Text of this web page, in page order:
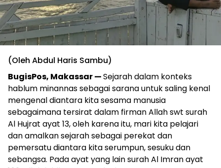
(Oleh Abdul Haris Sambu)
BugisPos, Makassar —Sejarah dalam konteks
hablum minannas sebagai sarana untuk saling kenal
mengenal diantara kita sesama manusia
sebagaimana tersirat dalam firman Allah swt surah
Al Hujrat ayat 13, oleh karena itu, mari kita pelajari
dan amalkan sejarah sebagai perekat dan
pemersatu diantara kita serumpun, sesuku dan
sebangsa. Pada ayat yang lain surah Al Imran ayat